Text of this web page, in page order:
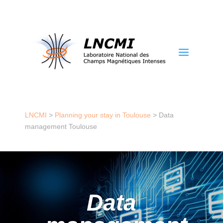
a
LNCMI > Planning your stay in Toulouse > Data
management Toulouse
Data